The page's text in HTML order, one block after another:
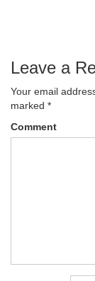
Leave a
Your email
marked *
Comment